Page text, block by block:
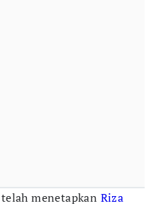
menetapkan Riza